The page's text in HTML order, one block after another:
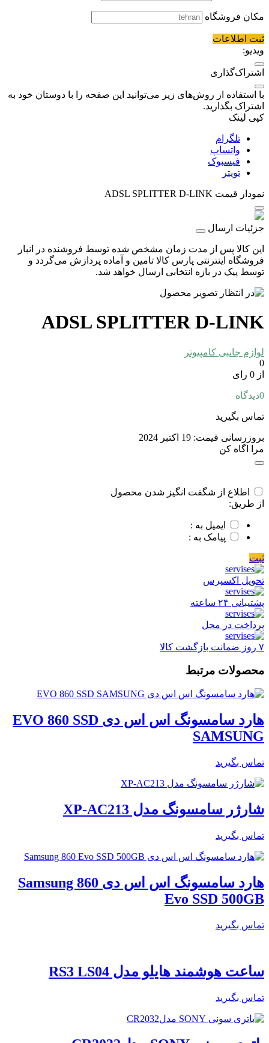
مکان فروشگاه
ثبت اطلاعات
ویدیو:
اشتراک‌گذاری
با استفاده از روش‌های زیر می‌توانید این صفحه را با دوستان خود به
اشتراک بگذارید.
کپی لینک
تلگرام
واتساپ
فیسبوک
تویتر
نمودار قیمت ADSL SPLITTER D-LINK
جزئیات ارسال
این کالا پس از مدت زمان مشخص شده توسط فروشنده در انبار
فروشگاه اینترنتی پارس کالا تامین و آماده پردازش می‌گردد و
توسط پیک در بازه انتخابی ارسال خواهد شد.
ADSL SPLITTER D-LINK
لوازم جانبی کامپیوتر
0
از 0 رای
0دیدگاه
تماس بگیرید
بروزرسانی قیمت: 19 اکتبر 2024
مرا اگاه کن
اطلاع از شگفت انگیز شدن محصول
از طریق:
ایمیل به :
پیامک به :
ثبت
تحویل اکسپرس
پشتیبانی ۲۴ ساعته
پرداخت در محل
۷ روز ضمانت بازگشت کالا
محصولات مرتبط
هارد سامسونگ اس اس دی EVO 860 SSD
SAMSUNG
تماس بگیرید
شارژر سامسونگ مدل XP-AC213
تماس بگیرید
هارد سامسونگ اس اس دی Samsung 860
Evo SSD 500GB
تماس بگیرید
ساعت هوشمند هایلو مدل RS3 LS04
تماس بگیرید